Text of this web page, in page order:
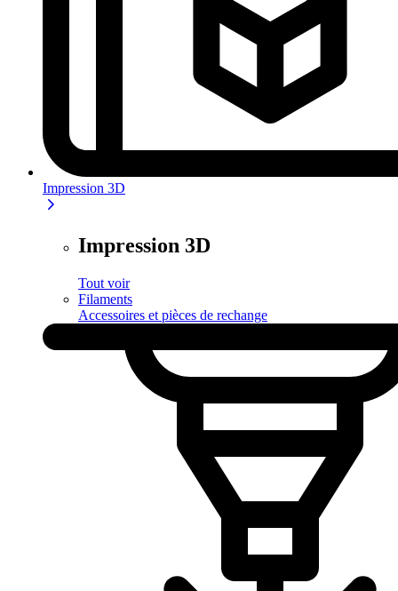
Impression 3D
Impression 3D
Tout voir
Filaments
Accessoires et pièces de rechange